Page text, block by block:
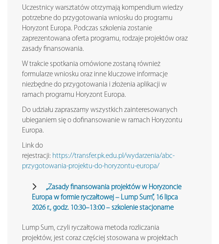
Uczestnicy warsztatów otrzymają kompendium wiedzy
potrzebne do przygotowania wniosku do programu
Horyzont Europa. Podczas szkolenia zostanie
zaprezentowana oferta programu, rodzaje projektów oraz
zasady finansowania.
W trakcie spotkania omówione zostaną również
formularze wniosku oraz inne kluczowe informacje
niezbędne do przygotowania i złożenia aplikacji w
ramach programu Horyzont Europa.
Do udziału zapraszamy wszystkich zainteresowanych
ubieganiem się o dofinansowanie w ramach Horyzontu
Europa.
Link do
rejestracji: https://transfer.pk.edu.pl/wydarzenia/abc-
przygotowania-projektu-do-horyzontu-europa/
„Zasady finansowania projektów w Horyzoncie
Europa w formie ryczałtowej – Lump Sum”, 16 lipca
2026 r., godz. 10:30–13:00 – szkolenie stacjonarne
Lump Sum, czyli ryczałtowa metoda rozliczania
projektów, jest coraz częściej stosowana w projektach